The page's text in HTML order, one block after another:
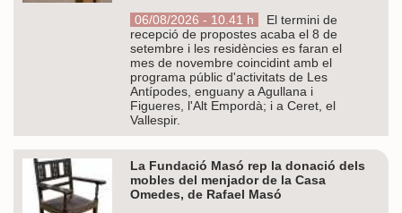
06/08/2026 - 10.41 h
El termini de
recepció de propostes acaba el 8 de
setembre i les residències es faran el
mes de novembre coincidint amb el
programa públic d'activitats de Les
Antípodes, enguany a Agullana i
Figueres, l'Alt Empordà; i a Ceret, el
Vallespir.
La Fundació Masó rep la donació dels
mobles del menjador de la Casa
Omedes, de Rafael Masó